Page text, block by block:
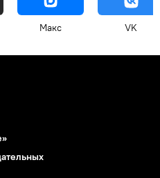
Макс VK